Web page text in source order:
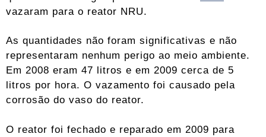
vazaram para o reator NRU.
As quantidades não foram significativas e não
representaram nenhum perigo ao meio ambiente.
Em 2008 eram 47 litros e em 2009 cerca de 5
litros por hora. O vazamento foi causado pela
corrosão do vaso do reator.
O reator foi fechado e reparado em 2009 para